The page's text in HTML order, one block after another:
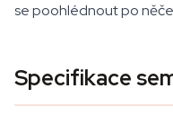
se poohlédnout po
Specifikace